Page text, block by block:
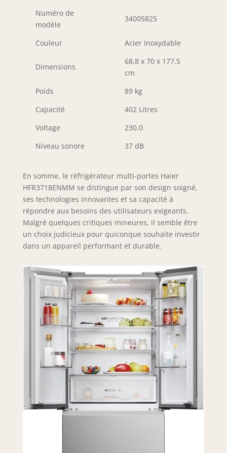
Numéro de
modèle
34005825
Couleur Acier Inoxydable
Dimensions
68,8 x 70 x 177,5
cm
Poids
89 kg
Capacité
402 Litres
Voltage
230.0
Niveau sonore
37 dB
En somme, le réfrigérateur multi-portes Haier
HFR3718ENMM se distingue par son design soigné,
ses technologies innovantes et sa capacité à
répondre aux besoins des utilisateurs exigeants.
Malgré quelques critiques mineures, il semble être
un choix judicieux pour quiconque souhaite investir
dans un appareil performant et durable.